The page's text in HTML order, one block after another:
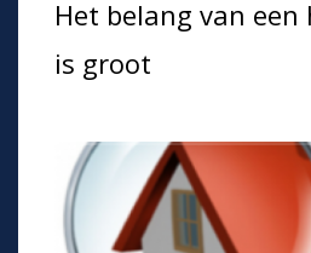
Het belang van
is groot